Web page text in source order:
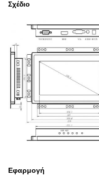
Σχέδιο
Εφαρμογή